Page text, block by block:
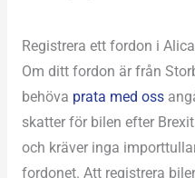
Registrera ett fordon i
Om ditt fordon är från
behöva prata med oss
skatter för bilen efter
och kräver inga
fordonet. Att registrera